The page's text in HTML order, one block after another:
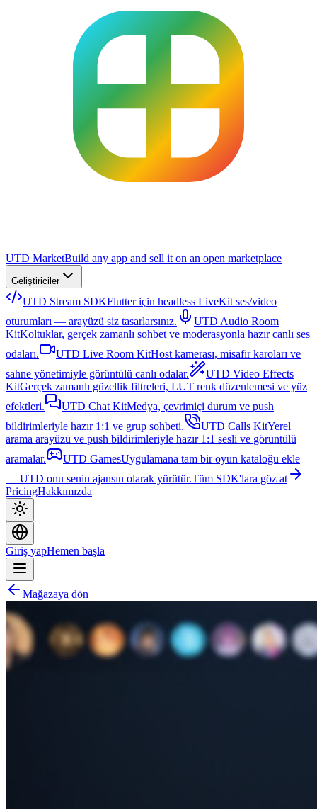
UTD MarketBuild any app and sell it on an open marketplace
Geliştiriciler
UTD Stream SDKFlutter için headless LiveKit ses/video
oturumları — arayüzü siz tasarlarsınız.
UTD Audio Room
KitKoltuklar, gerçek zamanlı sohbet ve moderasyonla hazır canlı ses
odaları.
UTD Live Room KitHost kamerası, misafir karoları ve
sahne yönetimiyle görüntülü canlı odalar.
UTD Video Effects
KitGerçek zamanlı güzellik filtreleri, LUT renk düzenlemesi ve yüz
efektleri.
UTD Chat KitMedya, çevrimiçi durum ve push
bildirimleriyle hazır 1:1 ve grup sohbeti.
UTD Calls KitYerel
arama arayüzü ve push bildirimleriyle hazır 1:1 sesli ve görüntülü
aramalar.
UTD GamesUygulamana tam bir oyun kataloğu ekle
— UTD onu senin ajansın olarak yürütür.Tüm SDK'lara göz at
PricingHakkımızda
Giriş yapHemen başla
Mağazaya dön